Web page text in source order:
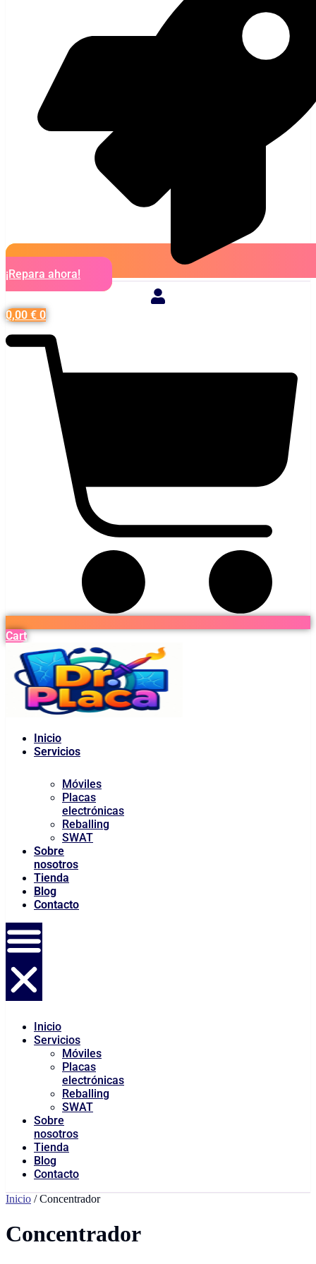
¡Repara ahora!
0,00 € 0
Cart
Inicio
Servicios
Móviles
Placas
electrónicas
Reballing
SWAT
Sobre
nosotros
Tienda
Blog
Contacto
Inicio
Servicios
Móviles
Placas
electrónicas
Reballing
SWAT
Sobre
nosotros
Tienda
Blog
Contacto
Inicio / Concentrador
Concentrador